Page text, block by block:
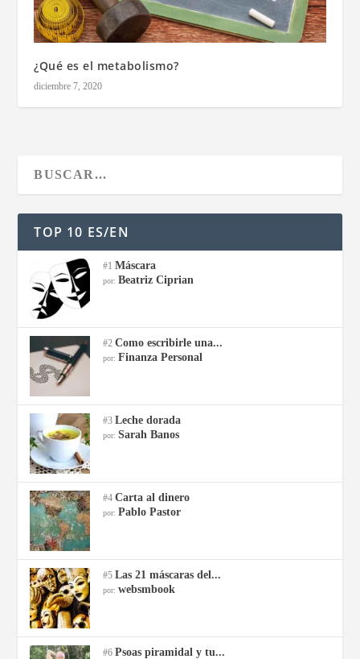
¿Qué es el metabolismo?
diciembre 7, 2020
TOP 10 ES/EN
#1Máscara
por: Beatriz Ciprian
#2Como escribirle una...
por: Finanza Personal
#3Leche dorada
por:Sarah Banos
#4Carta al dinero
por: Pablo Pastor
#5Las 21 máscaras del...
por:websmbook
#6Psoas piramidal y tu...